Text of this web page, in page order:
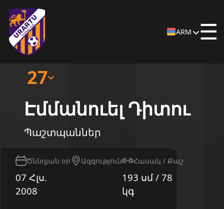
ARM ☰
27
Էմմանուել Դիտու
Պաշտպաններ
Ծննդյան օր
07 Հլս.
2008
Ազգություն Հասակ / Քաշ
193 սմ / 78
կգ